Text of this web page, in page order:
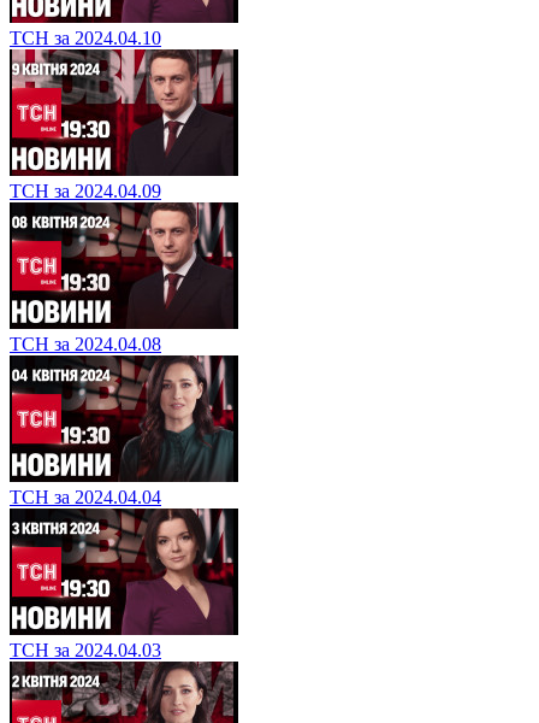
ТСН за 2024.04.10
ТСН за 2024.04.09
ТСН за 2024.04.08
ТСН за 2024.04.04
ТСН за 2024.04.03